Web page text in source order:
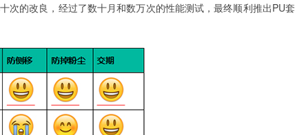
次的改良，经过了数十月和数万次的性能测试，最终顺利推出PU套